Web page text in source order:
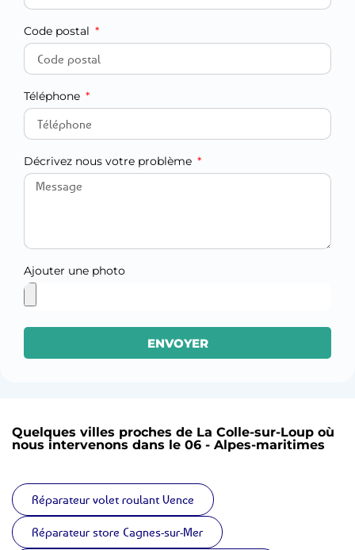
Code postal
Téléphone
Décrivez nous votre problème
Ajouter une photo
ENVOYER
Quelques villes proches de La Colle-sur-Loup où
nous intervenons dans le 06 - Alpes-maritimes
Réparateur volet roulant Vence
Réparateur store Cagnes-sur-Mer